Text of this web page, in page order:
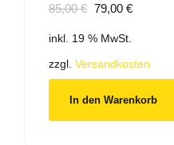
85,00€ Ursprünglicher
war:
85,00 €
79,00 €Aktueller
79,00 €.
inkl. 19 % MwSt.
zzgl. Versandkosten
In den Warenkorb